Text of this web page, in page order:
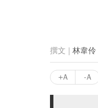
林韋伶
+A -A